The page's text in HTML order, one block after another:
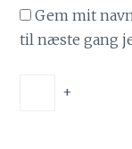
Gem mit
til næste gang
+